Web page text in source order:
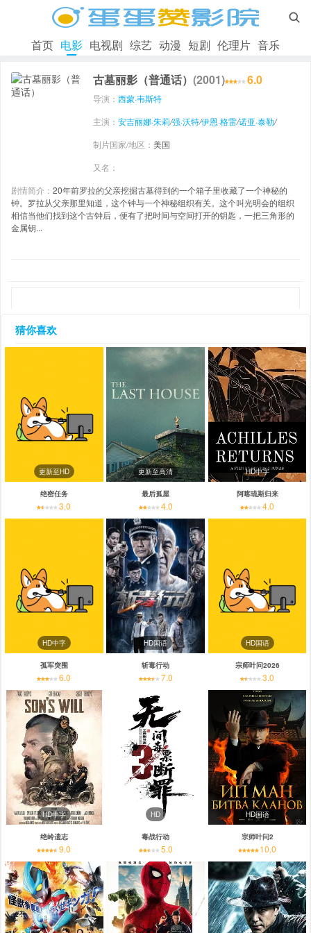

首页 电影 电视剧 综艺 动漫 短剧 伦理片 音乐
古墓丽影（普通话） (2001) 6.0
导演： 西蒙·韦斯特
主演： 安吉丽娜·朱莉/强·沃特/伊恩·格雷/诺亚·泰勒/
制片国家/地区： 美国
又名：
剧情简介： 20年前罗拉的父亲挖掘古墓得到的一个箱子里收藏了一个神秘的
钟。罗拉从父亲那里知道，这个钟与一个神秘组织有关。这个叫光明会的组织
相信当他们找到这个古钟后，便有了把时间与空间打开的钥匙，一把三角形的
金属钥...
猜你喜欢
更新至HD
绝密任务
3.0
更新至高清
最后孤屋
4.0
HD中字
阿喀琉斯归来
4.0
HD中字
孤军突围
6.0
HD国语
斩毒行动
7.0
HD国语
宗师叶问2026
3.0
HD中字
绝岭遗志
9.0
HD
毒战行动
5.0
HD国语
宗师叶问2
10.0